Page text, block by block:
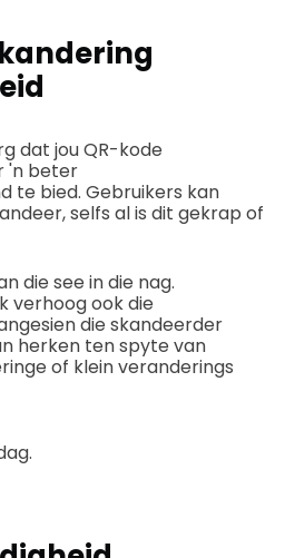
dat jou QR-kode
'n beter
te bied. Gebruikers kan
selfs al is dit gekrap of
die see in die nag.
verhoog ook die
die skandeerder
herken ten spyte van
of klein veranderings